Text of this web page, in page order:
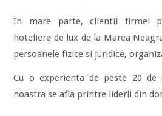
In mare parte, clientii firmei
hoteliere de lux de la Marea
persoanele fizice si juridice,
Cu o experienta de peste 20
noastra se afla printre liderii din